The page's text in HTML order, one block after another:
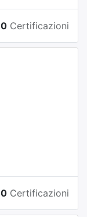
0 Certificazioni
0 Certificazioni